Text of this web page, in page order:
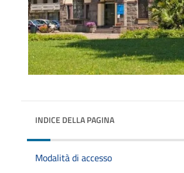
INDICE DELLA PAGINA
Modalità di accesso